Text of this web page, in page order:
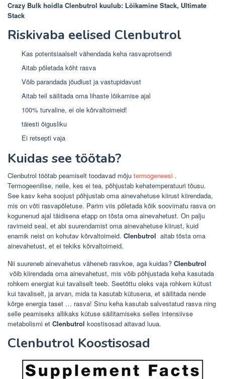
Crazy Bulk hoidla Clenbutrol kuulub: Lõikamine Stack, Ultimate
Stack
Riskivaba eelised Clenbutrol
Kas potentsiaalselt vähendada keha rasvaprotsendi
Aitab põletada kõht rasva
Võib parandada jõudlust ja vastupidavust
Aitab teil säilitada oma lihaste lõikamise ajal
100% turvaline, ei ole kõrvaltoimeid!
täiesti õigusliku
Ei retsepti vaja
Kuidas see töötab?
Clenbutrol töötab peamiselt toodavad mõju termogeneesi .
Termogeenilise, neile, kes ei tea, põhjustab kehatemperatuuri tõusu.
See kasv keha soojust põhjustab oma ainevahetuse kiirust kiirendada,
mis on võti rasvapõletuse. Parim viis põletada kõik soovimatu rasva on
kogunenud ajal täidisena etapp on tõsta oma ainevahetust. On palju
ravimeid seal, et abi suurendamist oma ainevahetuse kiirust, kuid
enamik neist on kohutav kõrvaltoimeid. Clenbutrol aitab tõsta oma
ainevahetust, et ei tekiks kõrvaltoimeid.
Nii suureneb ainevahetus väheneb rasvkoe, aga kuidas? Clenbutrol
võib kiirendada oma ainevahetust, mis võib põhjustada keha kasutada
rohkem energiat kui tavaliselt teeb. Seetõttu oleks vaja rohkem kütust
kui tavaliselt, ja arvan, mida ta kasutab kütusena, et säilitada nende
kõrge energia taset … rasva! Sinu keha kasutab salvestatud rasva ning
selle peamiseks allikaks kütuse säilitamiseks selles intensiivse
metabolismi et Clenbutrol koostisosad aitavad luua.
Clenbutrol Koostisosad